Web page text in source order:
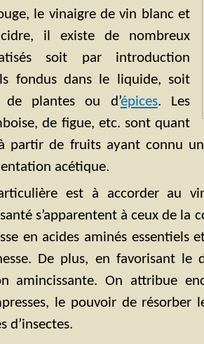
le vinaigre de vin blanc et
il existe de nombreux
soit par introduction
fondus dans le liquide, soit
de plantes ou d’épices. Les
de figue, etc. sont quant
partir de fruits ayant connu
acétique.
est à accorder au
s’apparentent à ceux de la
en acides aminés essentiels
De plus, en favorisant le
amincissante. On attribue
le pouvoir de résorber
d’insectes.